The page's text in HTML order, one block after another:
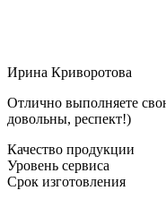
Ирина Криворотова
Отлично выполняете
довольны, респект!)
Качество продукции
Уровень сервиса
Срок изготовления